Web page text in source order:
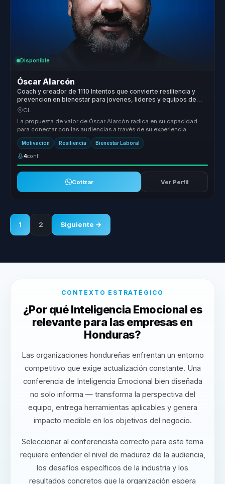
Disponible
Óscar Alarcón
Coach y creador de 1110 Intentos que convierte resiliencia y
prevencion en bienestar para jovenes, lideres y equipos de
trabajo.
CL
La propuesta de valor de Óscar Alarcón radica en su capacidad
para conectar con las audiencias a través de su experiencia
personal y su e...
Motivación Resiliencia Bienestar Laboral
4conf.
Cotizar Ver Perfil
1 2 Siguiente →
CONTEXTO ESTRATÉGICO
¿Por qué Inteligencia Emocional es
relevante para las empresas en
Honduras?
Las organizaciones hondureñas enfrentan un entorno
competitivo que exige actualización constante. Una
conferencia de Inteligencia Emocional bien diseñada
no solo informa — transforma la perspectiva del
equipo, entrega herramientas aplicables y genera
impacto medible en los objetivos del negocio.
Seleccionar al conferencista correcto para este tema
requiere entender el nivel de madurez de la audiencia,
los desafíos específicos de la industria y los
resultados concretos que la organización espera